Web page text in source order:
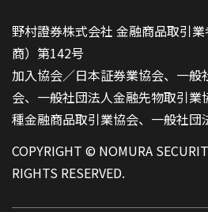
野村證券株式会社 金融商品取引
商）第142号
加入協会／日本証券業協会、一般
会、一般社団法人金融先物取引
種金融商品取引業協会、一般社団
COPYRIGHT © NOMURA
RIGHTS RESERVED.